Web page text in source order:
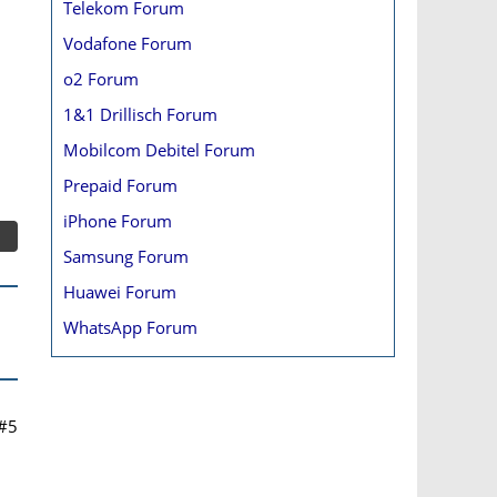
Telekom Forum
Vodafone Forum
o2 Forum
1&1 Drillisch Forum
Mobilcom Debitel Forum
Prepaid Forum
iPhone Forum
Samsung Forum
Huawei Forum
WhatsApp Forum